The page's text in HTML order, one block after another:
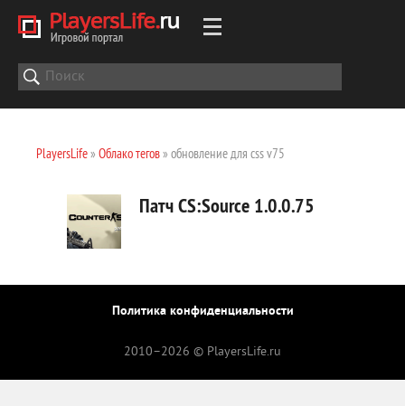
PlayersLife» Облако тегов» обновление для css v75
Патч CS:Source 1.0.0.75
Политика конфиденциальности
2010–2026 © PlayersLife.ru